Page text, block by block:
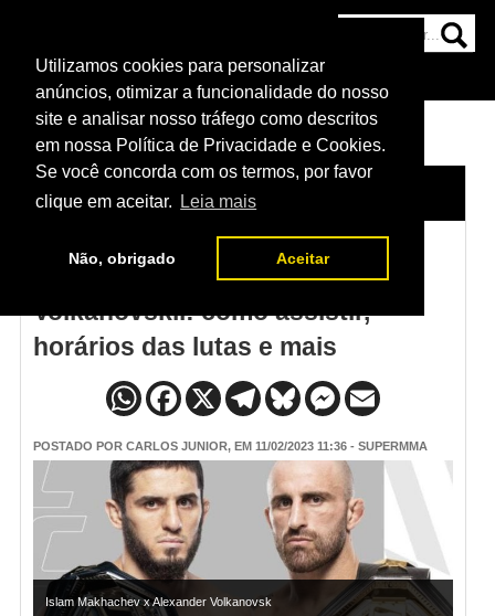
Utilizamos cookies para personalizar
anúncios, otimizar a funcionalidade do nosso
site e analisar nosso tráfego como descritos
em nossa Política de Privacidade e Cookies.
Se você concorda com os termos, por favor
clique em aceitar.
Leia mais
Não, obrigado Aceitar
NOTÍCIAS
HOME NOTÍCIAS
UFC 284 Makhachev x
Volkanovskil: como assistir,
horários das lutas e mais
POSTADO POR CARLOS JUNIOR, EM 11/02/2023 11:36 - SUPERMMA
Islam Makhachev x Alexander Volkanovsk